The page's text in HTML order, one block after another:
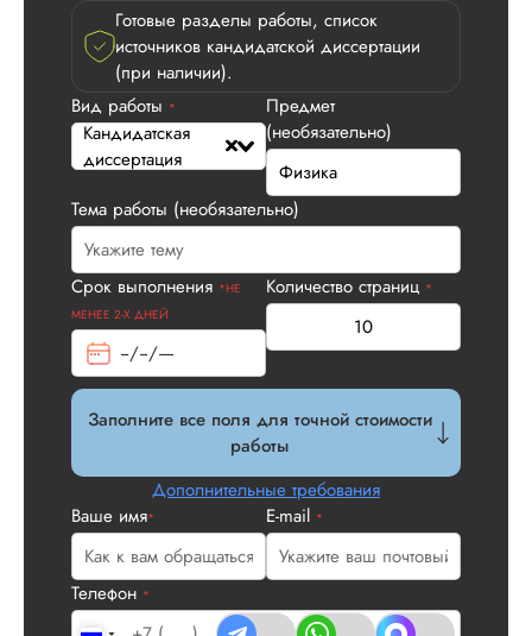
Готовые разделы работы, список
источников кандидатской диссертации
(при наличии).
Вид работы *
Кандидатская
диссертация
Предмет
(необязательно)
Тема работы (необязательно)
Срок выполнения *НЕ
МЕНЕЕ 2-Х ДНЕЙ
Количество страниц *
Заполните все поля для точной стоимости
работы
Дополнительные требования
Ваше имя* E-mail *
Телефон *
Дарья
Вид работы:
диссертация
Дата:2025-08-10
Впервые
работу, потому что
укладывалась в
диссертация по
истории была
качественно. По
структуре
последовательно,
Понравилось
договора
Читать полный